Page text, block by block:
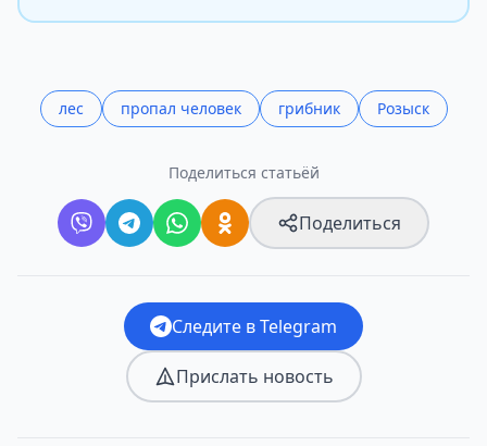
лес пропал человек грибник Розыск
Поделиться статьёй
Поделиться
Следите в Telegram
Прислать новость